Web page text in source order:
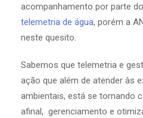
acompanhamento por parte
telemetria de água, porém a
neste quesito.
Sabemos que telemetria e
ação que além de atender às
ambientais, está se tornando
afinal, gerenciamento e